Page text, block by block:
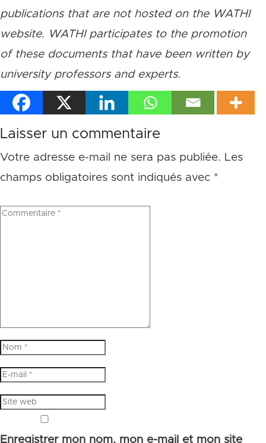
publications that are not hosted on the WATHI
website. WATHI participates to the promotion
of these documents that have been written by
university professors and experts.
Laisser un commentaire
Votre adresse e-mail ne sera pas publiée. Les
champs obligatoires sont indiqués avec *
Enregistrer mon nom, mon e-mail et mon site